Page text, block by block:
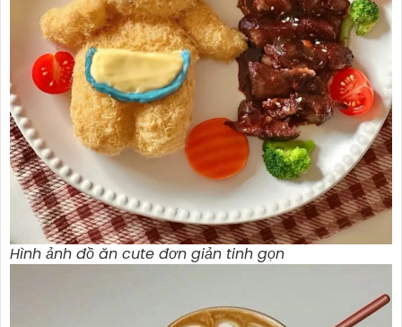
Hình ảnh đồ ăn cute đơn giản tinh gọn